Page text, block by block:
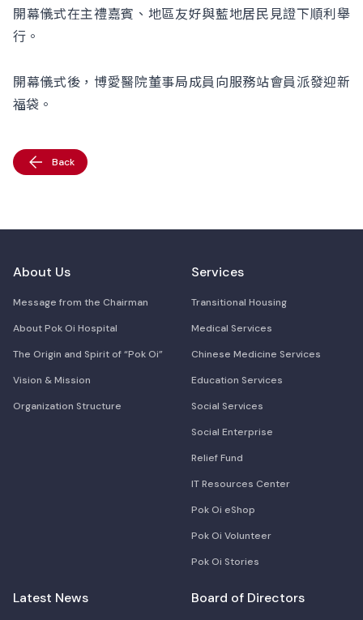
開幕儀式在主禮嘉賓、地區友好與藍地居民見證下順利舉
行。
開幕儀式後，博愛醫院董事局成員向服務站會員派發迎新
福袋。
Back
About Us
Message from the Chairman
About Pok Oi Hospital
The Origin and Spirit of “Pok Oi”
Vision & Mission
Organization Structure
Services
Transitional Housing
Medical Services
Chinese Medicine Services
Education Services
Social Services
Social Enterprise
Relief Fund
IT Resources Center
Pok Oi eShop
Pok Oi Volunteer
Pok Oi Stories
Latest News Board of Directors